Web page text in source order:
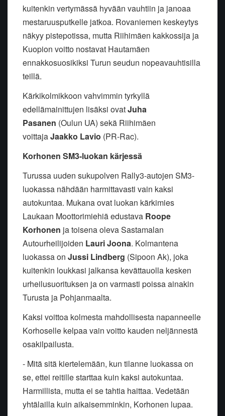
kuitenkin vertymässä hyvään vauhtiin ja janoaa
mestaruusputkelle jatkoa. Rovaniemen keskeytys
näkyy pistepotissa, mutta Riihimäen kakkossija ja
Kuopion voitto nostavat Hautamäen
ennakkosuosikiksi Turun seudun nopeavauhtisilla
teillä.
Kärkikolmikkoon vahvimmin tyrkyllä
edellämainittujen lisäksi ovatJuha
Pasanen (Oulun UA) sekä Riihimäen
voittajaJaakko Lavio (PR-Rac).
Korhonen SM3-luokan kärjessä
Turussa uuden sukupolven Rally3-autojen SM3-
luokassa nähdään harmittavasti vain kaksi
autokuntaa. Mukana ovat luokan kärkimies
Laukaan Moottorimiehiä edustava Roope
Korhonen ja toisena oleva Sastamalan
Autourheilijoiden Lauri Joona. Kolmantena
luokassa on Jussi Lindberg (Sipoon Ak), joka
kuitenkin loukkasi jalkansa kevättauolla kesken
urheilusuorituksen ja on varmasti poissa ainakin
Turusta ja Pohjanmaalta.
Kaksi voittoa kolmesta mahdollisesta napanneelle
Korhoselle kelpaa vain voitto kauden neljännestä
osakilpailusta.
- Mitä sitä kiertelemään, kun tilanne luokassa on
se, ettei reitille starttaa kuin kaksi autokuntaa.
Harmillista, mutta ei se tahtia haittaa. Vedetään
yhtälailla kuin aikaisemminkin, Korhonen lupaa.